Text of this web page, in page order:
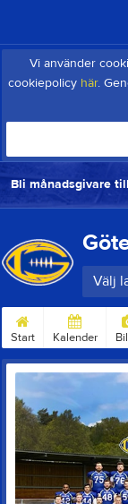
Vi använder
cookiepolicy här.
Bli månadsgivare
Välj
Start Kalender